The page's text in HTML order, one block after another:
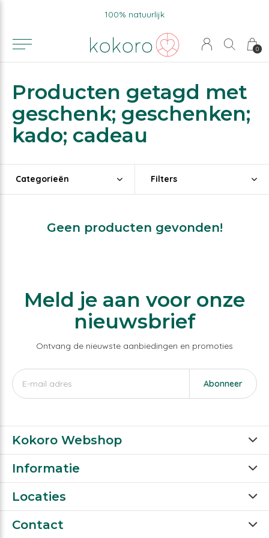
0
100% natuurlijk
Producten getagd met
geschenk; geschenken;
kado; cadeau
Categorieën Filters
Geen producten gevonden!
Meld je aan voor onze
nieuwsbrief
Ontvang de nieuwste aanbiedingen en promoties
Abonneer
Kokoro Webshop
Informatie
Locaties
Contact